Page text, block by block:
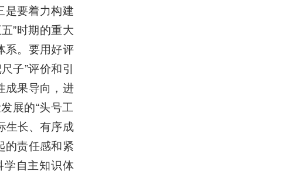
是要着力构建
”时期的重大
系。要用好评
子”评价和引
成果导向，进
展的“头号工
生长、有序成
的责任感和紧
学自主知识体